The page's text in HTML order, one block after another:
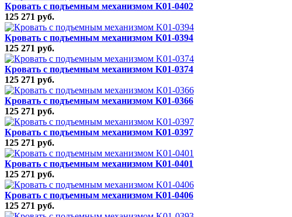
Кровать с подъемным механизмом K01-0402
125 271 руб.
Кровать с подъемным механизмом K01-0394
125 271 руб.
Кровать с подъемным механизмом K01-0374
125 271 руб.
Кровать с подъемным механизмом K01-0366
125 271 руб.
Кровать с подъемным механизмом K01-0397
125 271 руб.
Кровать с подъемным механизмом K01-0401
125 271 руб.
Кровать с подъемным механизмом K01-0406
125 271 руб.